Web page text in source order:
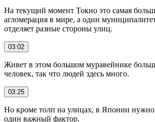
На текущий момент Токио это самая
агломерация в мире, а один
отделяет разные стороны улиц.
03:02
Живет в этом большом муравейнике
человек, так что людей здесь много.
03:25
Но кроме толп на улицах, в Японии
один важный фактор.